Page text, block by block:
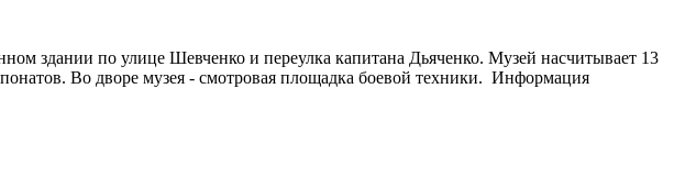
здании по улице Шевченко и переулка капитана Дьяченко. Музей насчитывает 13
Во дворе музея - смотровая площадка боевой техники. Информация